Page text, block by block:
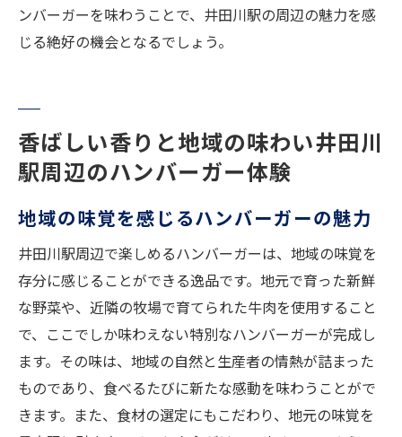
ンバーガーを味わうことで、井田川駅の周辺の魅力を感
じる絶好の機会となるでしょう。
香ばしい香りと地域の味わい井田川
駅周辺のハンバーガー体験
地域の味覚を感じるハンバーガーの魅力
井田川駅周辺で楽しめるハンバーガーは、地域の味覚を
存分に感じることができる逸品です。地元で育った新鮮
な野菜や、近隣の牧場で育てられた牛肉を使用すること
で、ここでしか味わえない特別なハンバーガーが完成し
ます。その味は、地域の自然と生産者の情熱が詰まった
ものであり、食べるたびに新たな感動を味わうことがで
きます。また、食材の選定にもこだわり、地元の味覚を